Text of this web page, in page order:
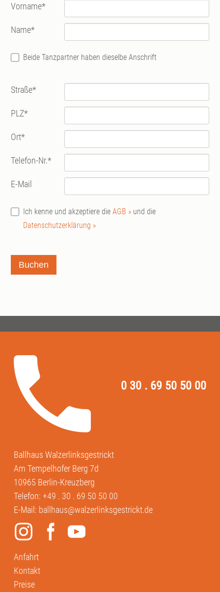
Vorname*
Name*
Beide Tanzpartner haben dieselbe Anschrift
Straße*
PLZ*
Ort*
Telefon-Nr.*
E-Mail
Ich kenne und akzeptiere dieAGB » und die
Datenschutzerklärung »
Buchen
0 30 . 69 50 50 00
Ballhaus Walzerlinksgestrickt
Am Tempelhofer Berg 7d
10965 Berlin-Kreuzberg
Telefon:+49 . 30 . 69 50 50 00
E-Mail: ballhaus@walzerlinksgestrickt.de
Anfahrt
Kontakt
Preise